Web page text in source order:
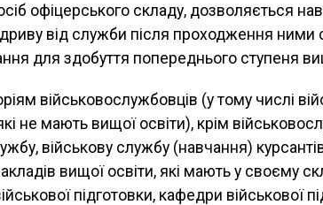
офіцерського складу, дозволяється
від служби після проходження
для здобуття попереднього ступеня
військовослужбовців (у тому числі
не мають вищої освіти), крім
військову службу (навчання)
вищої освіти, які мають у своєму
підготовки, кафедри військової